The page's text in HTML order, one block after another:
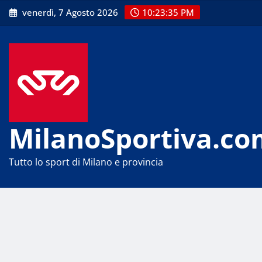
Skip
to
venerdì, 7 Agosto 2026 10:23:35 PM
Tutto lo sport di Milano e provincia